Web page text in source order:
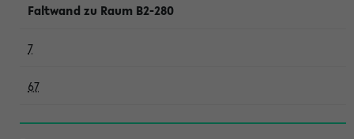
Faltwand zu Raum B2-280
7
67